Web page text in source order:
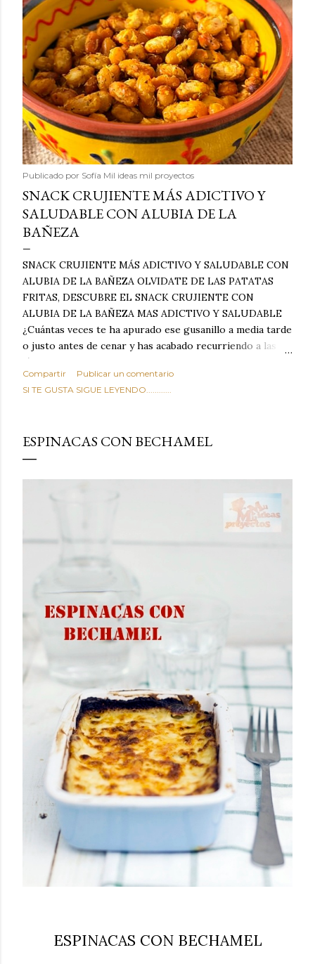
Publicado por Sofía Mil ideas mil proyectos
SNACK CRUJIENTE MÁS ADICTIVO Y
SALUDABLE CON ALUBIA DE LA
BAÑEZA
SNACK CRUJIENTE MÁS ADICTIVO Y SALUDABLE CON
ALUBIA DE LA BAÑEZA OLVIDATE DE LAS PATATAS
FRITAS, DESCUBRE EL SNACK CRUJIENTE CON
ALUBIA DE LA BAÑEZA MAS ADICTIVO Y SALUDABLE
¿Cuántas veces te ha apurado ese gusanillo a media tarde
o justo antes de cenar y has acabado recurriendo a las
típicas patatas de bolsa, frutos secos fritos o snacks
ultraprocesados llenos de grasas saturadas y sodio?
Todos hemos estado ahí. Sin embargo, cuidarse no tiene
satisface. Estas alubias crujientes al horno van a cambiar
por completo tu forma de ver las legumbres. Olvídate de
revolucionaria, transformaremos un ingrediente tan
humilde como la alubia de La Bañeza en un snack ligero,
dorado, cargado de proteína y 100% natural. Es el
sustituto perfecto a los frutos se...
Compartir
Publicar un comentario
SI TE GUSTA SIGUE LEYENDO............
ESPINACAS CON BECHAMEL
ESPINACAS CON BECHAMEL